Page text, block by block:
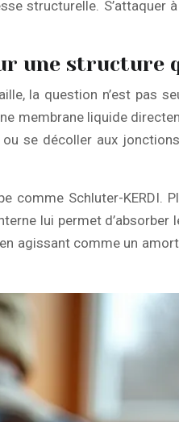
structurelle.
une structure
la question n’est pas
membrane liquide
se décoller aux
comme Schluter-KERDI.
lui permet
agissant comme un